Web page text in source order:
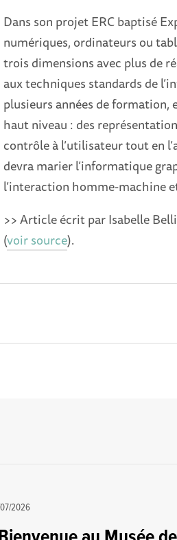
Dans son projet ERC baptisé
numériques, ordinateurs ou
trois dimensions avec plus de
aux techniques standards de
plusieurs années de formation,
haut niveau : des
contrôle à l’utilisateur tout en
devra marier l’informatique
l’interaction homme-machine
>> Article écrit par Isabelle
(voir source).
2026